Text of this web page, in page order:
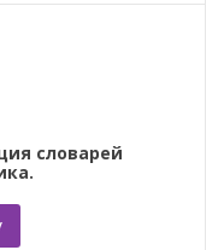
словарей